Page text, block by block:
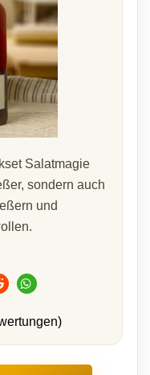
Salatmagie
sondern auch
und